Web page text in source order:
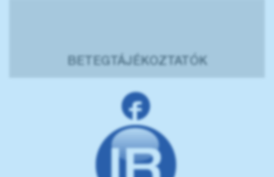
BETEGTÁJÉKOZTATÓK